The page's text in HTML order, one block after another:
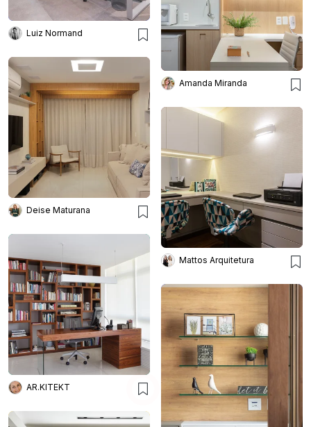
Luiz Normand
Amanda Miranda
Deise Maturana
Mattos Arquitetura
AR.KITEKT